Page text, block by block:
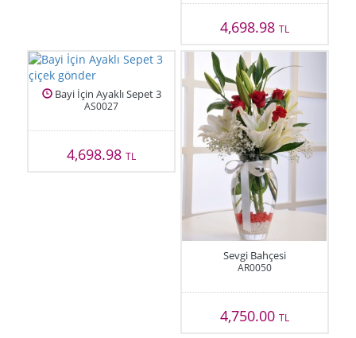
4,698.98 TL
Bayi İçin Ayaklı Sepet 3
AS0027
4,698.98TL
Sevgi Bahçesi
AR0050
4,750.00 TL